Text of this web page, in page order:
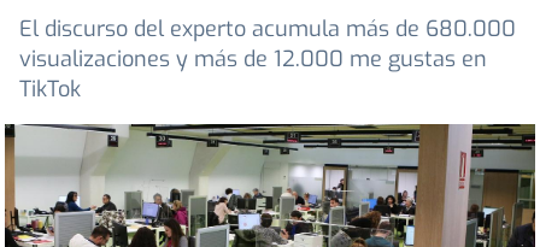
El discurso del experto acumula más de 680.000
visualizaciones y más de 12.000 me gustas en
TikTok